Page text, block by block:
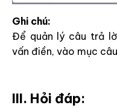
Ghi chú:
Để quản lý câu trả
vấn điền, vào mục
III. Hỏi đáp: